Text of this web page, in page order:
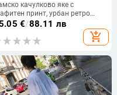
качулково яке с
принт, урбан ретро
(Полиестер 95%+, дълги
качулка, урбан стил,
€/88.11 лв
add_shopping_cart